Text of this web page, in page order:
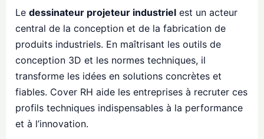
Le dessinateur projeteur industriel est un acteur
central de la conception et de la fabrication de
produits industriels. En maîtrisant les outils de
conception 3D et les normes techniques, il
transforme les idées en solutions concrètes et
fiables. Cover RH aide les entreprises à recruter ces
profils techniques indispensables à la performance
et à l’innovation.